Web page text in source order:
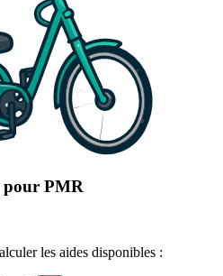
pour PMR
les aides disponibles :